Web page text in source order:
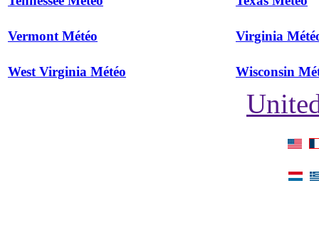
Vermont Météo Virginia
West Virginia Météo Wisconsin